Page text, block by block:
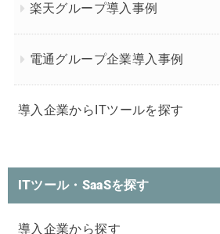
楽天グループ導入事例
電通グループ企業導入事例
導入企業からITツールを探す
ITツール・SaaSを探す
導入企業から探す